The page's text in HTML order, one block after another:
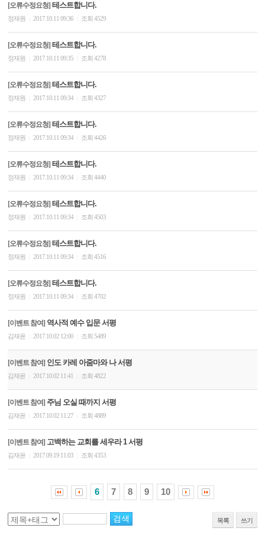
[오류수정요청] 테스트합니다.
정재원 2017.10.11 09:36 조회 4529
[오류수정요청] 테스트합니다.
정재원 2017.10.11 09:35 조회 4278
[오류수정요청] 테스트합니다.
정재원 2017.10.11 09:34 조회 4327
[오류수정요청] 테스트합니다.
정재원 2017.10.11 09:34 조회 4426
[오류수정요청] 테스트합니다.
정재원 2017.10.11 09:34 조회 4440
[오류수정요청] 테스트합니다.
정재원 2017.10.11 09:34 조회 4503
[오류수정요청] 테스트합니다.
정재원 2017.10.11 09:34 조회 4516
[오류수정요청] 테스트합니다.
정재원 2017.10.11 09:34 조회 4702
[이벤트 참여] 역사적 예수 입문 서평
김재윤 2017.10.02 12:00 조회 5489
[이벤트 참여] 인도 카레 아줌마와 나 서평
김재윤 2017.10.02 11:41 조회 4822
[이벤트 참여] 주님 오실 때까지 서평
김재윤 2017.10.02 11:27 조회 4889
[이벤트 참여] 고백하는 교회를 세우라 1 서평
김재윤 2017.09.19 11:03 조회 4353
6 7 8 9 10
목록 쓰기